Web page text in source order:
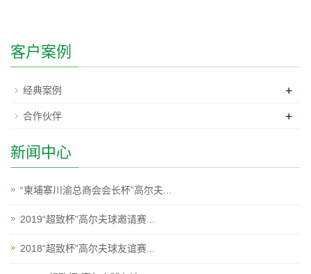
客户案例
经典案例 +
合作伙伴 +
新闻中心
“柬埔寨川渝总商会会长杯”高尔夫...
2019“超致杯”高尔夫球邀请赛...
2018“超致杯”高尔夫球友谊赛...